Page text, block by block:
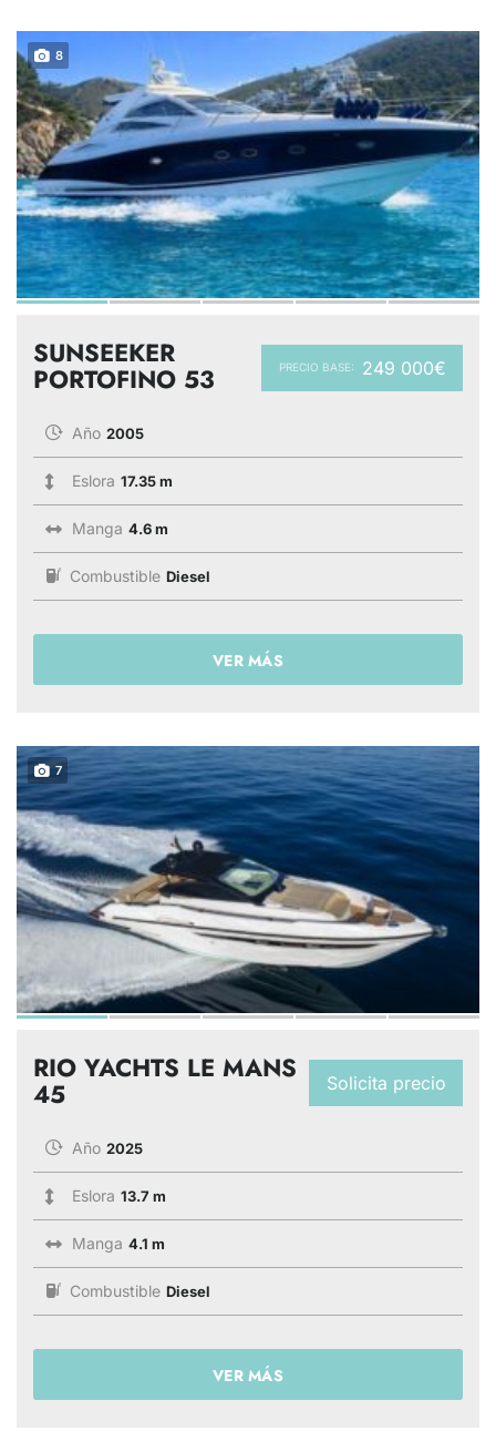
8
PRECIO BASE: 249 000€
SUNSEEKER
PORTOFINO 53
Año 2005
Eslora 17.35 m
Manga 4.6 m
Combustible Diesel
VER MÁS
7
Solicita precio
RIO YACHTS LE MANS
45
Año 2025
Eslora 13.7 m
Manga 4.1 m
Combustible Diesel
VER MÁS